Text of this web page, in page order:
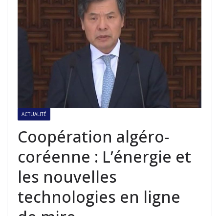
ACTUALITÉ
Coopération algéro-
coréenne : L’énergie et
les nouvelles
technologies en ligne